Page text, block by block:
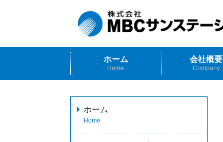
ホーム
Home
会社概要
Company
ホーム
Home